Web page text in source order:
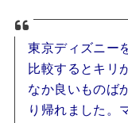
東京ディズニー
比較するとキリ
なか良いものば
り帰れました。